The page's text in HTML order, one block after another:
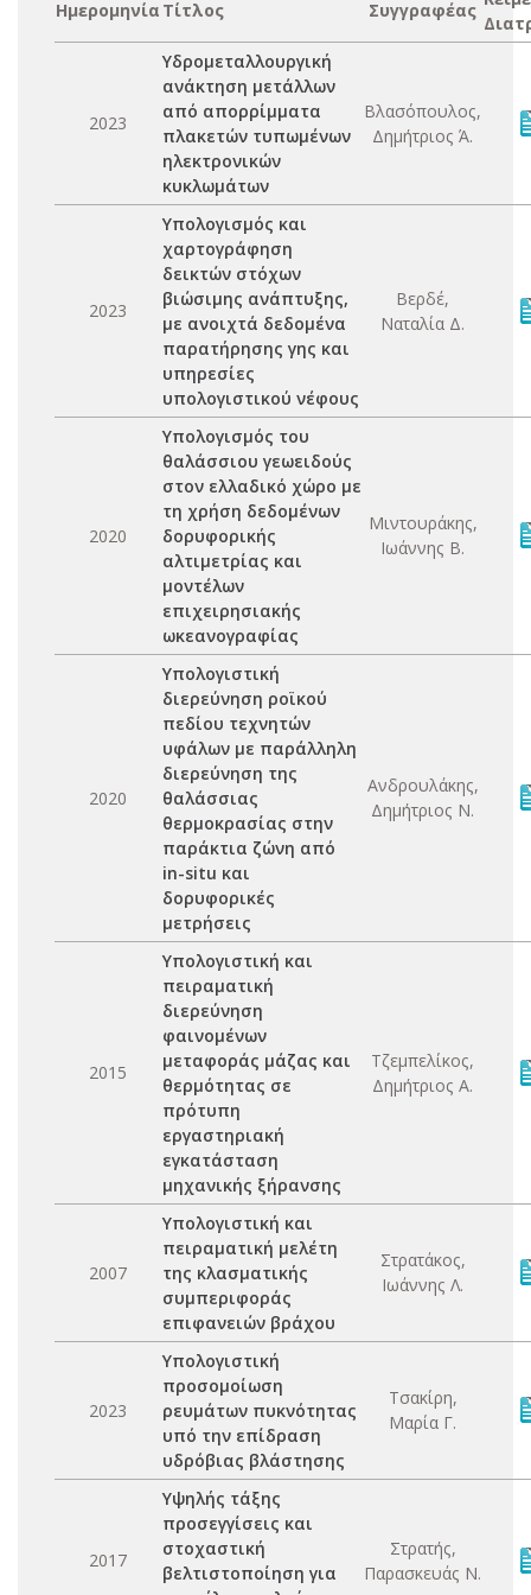
Ημερομηνία Τίτλος Συγγραφέας
2023
Υδρομεταλλουργική
ανάκτηση μετάλλων
από απορρίμματα
πλακετών τυπωμένων
ηλεκτρονικών
κυκλωμάτων
Βλασόπουλος,
Δημήτριος Ά.
2023
Υπολογισμός και
χαρτογράφηση
δεικτών στόχων
βιώσιμης ανάπτυξης,
με ανοιχτά δεδομένα
παρατήρησης γης και
υπηρεσίες
υπολογιστικού νέφους
Βερδέ,
Ναταλία Δ.
2020
Υπολογισμός του
θαλάσσιου γεωειδούς
στον ελλαδικό χώρο με
τη χρήση δεδομένων
δορυφορικής
αλτιμετρίας και
μοντέλων
επιχειρησιακής
ωκεανογραφίας
Μιντουράκης,
Ιωάννης Β.
2020
Υπολογιστική
διερεύνηση ροϊκού
πεδίου τεχνητών
υφάλων με παράλληλη
διερεύνηση της
θαλάσσιας
θερμοκρασίας στην
παράκτια ζώνη από
in-situ και
δορυφορικές
μετρήσεις
Ανδρουλάκης,
Δημήτριος Ν.
2015
Υπολογιστική και
πειραματική
διερεύνηση
φαινομένων
μεταφοράς μάζας και
θερμότητας σε
πρότυπη
εργαστηριακή
εγκατάσταση
μηχανικής ξήρανσης
Τζεμπελίκος,
Δημήτριος Α.
2007
Υπολογιστική και
πειραματική μελέτη
της κλασματικής
συμπεριφοράς
επιφανειών βράχου
Στρατάκος,
Ιωάννης Λ.
2023
Υπολογιστική
προσομοίωση
ρευμάτων πυκνότητας
υπό την επίδραση
υδρόβιας βλάστησης
Τσακίρη,
Μαρία Γ.
2017
Υψηλής τάξης
προσεγγίσεις και
στοχαστική
βελτιστοποίηση για
Στρατής,
Παρασκευάς Ν.